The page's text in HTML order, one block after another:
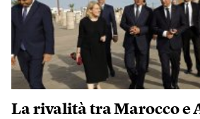
La rivalità tra Marocco e